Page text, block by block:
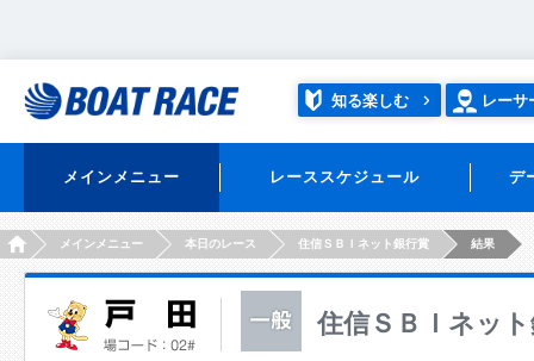
知る楽しむ レーサ
メインメニュー レーススケジュール デ
HOMEメインメニュー 本日のレース 住信ＳＢＩネット銀行賞 結果
住信ＳＢＩネッ